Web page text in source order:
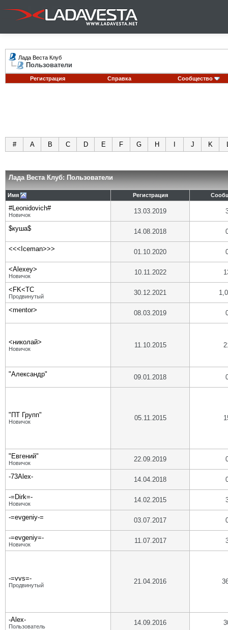
Лада Веста Клуб
Пользователи
Регистрация Справка Сообщество
# A B C D E F G H J K
Лада Веста Клуб: Пользователи
Имя Регистрация
#Leonidovich#
Новичок 13.03.2019
$куша$ 14.08.2018
<<<Iceman>>> 01.10.2020
<Alexey>
Новичок 10.11.2022
<FK<TC
Продвинутый 30.12.2021
<mentor> 08.03.2019
<николай>
Новичок 11.10.2015
"Александр" 09.01.2018
"ПТ Групп"
Новичок 05.11.2015
"Евгений"
Новичок 22.09.2019
-73Alex- 14.04.2018
-=Dirk=-
Новичок 14.02.2015
-=evgeniy-= 03.07.2017
-=evgeniy=-
Новичок 11.07.2017
-=vvs=-
Продвинутый 21.04.2016
-Alex-
Пользователь 14.09.2016